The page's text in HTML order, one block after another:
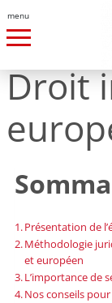
menu
Droit
Présentation de
Méthodologie
et européen
L’importance de
Nos conseils